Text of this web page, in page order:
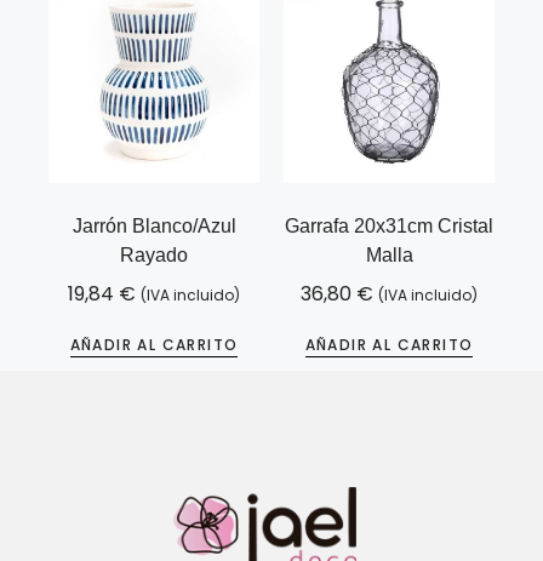
Jarrón Blanco/azul
Rayado
19,84 € (IVA incluido)
AÑADIR AL CARRITO
Garrafa 20x31cm Cristal
Malla
36,80 € (IVA incluido)
AÑADIR AL CARRITO